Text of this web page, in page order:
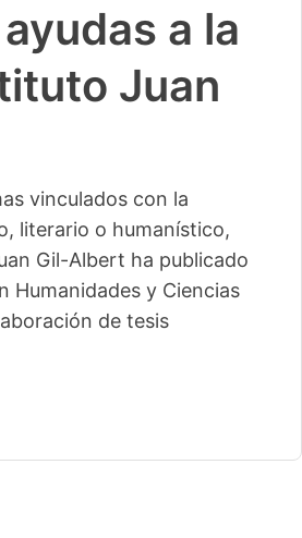
a la
Juan
vinculados con la
literario o humanístico,
Gil-Albert ha publicado
Humanidades y Ciencias
de tesis